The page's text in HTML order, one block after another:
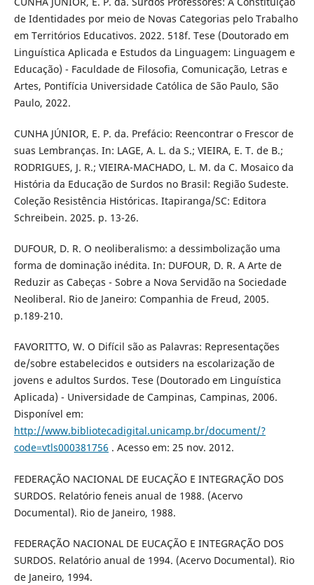
de Identidades por meio de Novas Categorias pelo Trabalho
em Territórios Educativos. 2022. 518f. Tese (Doutorado em
Linguística Aplicada e Estudos da Linguagem: Linguagem e
Educação) - Faculdade de Filosofia, Comunicação, Letras e
Artes, Pontifícia Universidade Católica de São Paulo, São
Paulo, 2022.
CUNHA JÚNIOR, E. P. da. Prefácio: Reencontrar o Frescor de
suas Lembranças. In: LAGE, A. L. da S.; VIEIRA, E. T. de B.;
RODRIGUES, J. R.; VIEIRA-MACHADO, L. M. da C. Mosaico da
História da Educação de Surdos no Brasil: Região Sudeste.
Coleção Resistência Históricas. Itapiranga/SC: Editora
Schreibein. 2025. p. 13-26.
DUFOUR, D. R. O neoliberalismo: a dessimbolização uma
forma de dominação inédita. In: DUFOUR, D. R. A Arte de
Reduzir as Cabeças - Sobre a Nova Servidão na Sociedade
Neoliberal. Rio de Janeiro: Companhia de Freud, 2005.
p.189-210.
FAVORITTO, W. O Difícil são as Palavras: Representações
de/sobre estabelecidos e outsiders na escolarização de
jovens e adultos Surdos. Tese (Doutorado em Linguística
Aplicada) - Universidade de Campinas, Campinas, 2006.
Disponível em:
http://www.bibliotecadigital.unicamp.br/document/?
code=vtls000381756 . Acesso em: 25 nov. 2012.
FEDERAÇÃO NACIONAL DE EUCAÇÃO E INTEGRAÇÃO DOS
SURDOS. Relatório feneis anual de 1988. (Acervo
Documental). Rio de Janeiro, 1988.
FEDERAÇÃO NACIONAL DE EUCAÇÃO E INTEGRAÇÃO DOS
SURDOS. Relatório anual de 1994. (Acervo Documental). Rio
de Janeiro, 1994.